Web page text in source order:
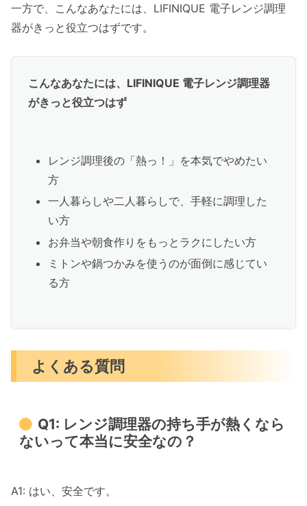
一方で、こんなあなたには、LIFINIQUE 電子レンジ調理
器がきっと役立つはずです。
こんなあなたには、LIFINIQUE 電子レンジ調理器
がきっと役立つはず
レンジ調理後の「熱っ！」を本気でやめたい
方
一人暮らしや二人暮らしで、手軽に調理した
い方
お弁当や朝食作りをもっとラクにしたい方
ミトンや鍋つかみを使うのが面倒に感じてい
る方
よくある質問
Q1: レンジ調理器の持ち手が熱くなら
ないって本当に安全なの？
A1: はい、安全です。